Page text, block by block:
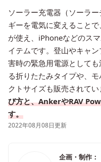
ソーラー充電器（ソーラ
ギーを電気に変えること
が使え、iPhoneなどのス
イテムです。登山やキャ
害時の緊急用電源として
る折りたたみタイプや、
クトサイズも販売されて
び方と、AnkerやRAV
す。
2022年08月08日更新
企画・制作：